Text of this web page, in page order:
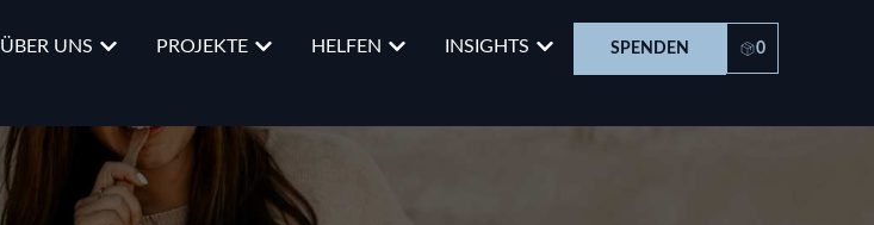
ÜBER UNS PROJEKTE HELFEN INSIGHTS SPENDEN 0